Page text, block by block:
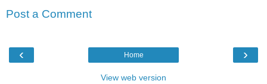
Post a Comment
‹ ›
Home
View web version